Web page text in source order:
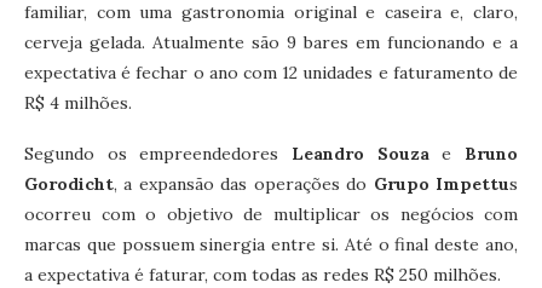
familiar, com uma gastronomia original e caseira e, claro,
cerveja gelada. Atualmente são 9 bares em funcionando e a
expectativa é fechar o ano com 12 unidades e faturamento de
R$ 4 milhões.
Segundo os empreendedores Leandro Souzae Bruno
Gorodicht, a expansão das operações do Grupo Impettus
ocorreu com o objetivo de multiplicar os negócios com
marcas que possuem sinergia entre si. Até o final deste ano,
a expectativa é faturar, com todas as redes R$ 250 milhões.